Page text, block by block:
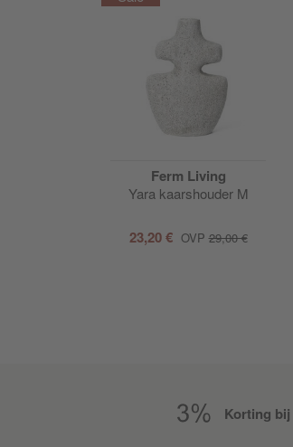
Ferm Living
Yara kaarshouder M
23,20 € OVP29,00 €
Korting